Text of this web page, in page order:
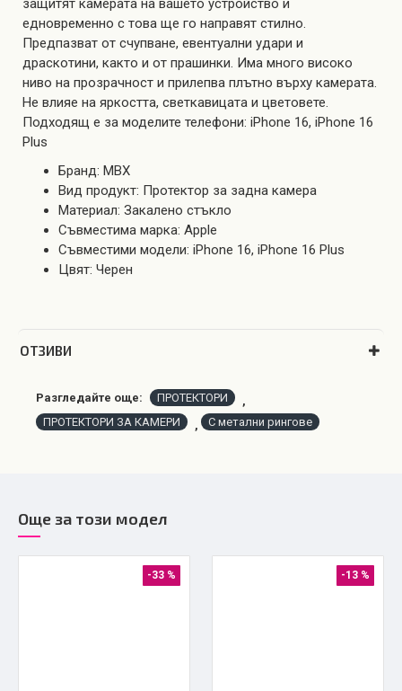
защитят камерата на вашето устройство и
едновременно с това ще го направят стилно.
Предпазват от счупване, евентуални удари и
драскотини, както и от прашинки. Има много високо
ниво на прозрачност и прилепва плътно върху камерата.
Не влияе на яркостта, светкавицата и цветовете.
Подходящ е за моделите телефони: iPhone 16, iPhone 16
Plus
Бранд: MBX
Вид продукт: Протектор за задна камера
Материал: Закалено стъкло
Съвместима марка: Apple
Съвместими модели: iPhone 16, iPhone 16 Plus
Цвят: Черен
OТЗИВИ
Разгледайте още: ПРОТЕКТОРИ
,
ПРОТЕКТОРИ ЗА КАМЕРИ
, С метални рингове
Още за този модел
-33 % -13 %